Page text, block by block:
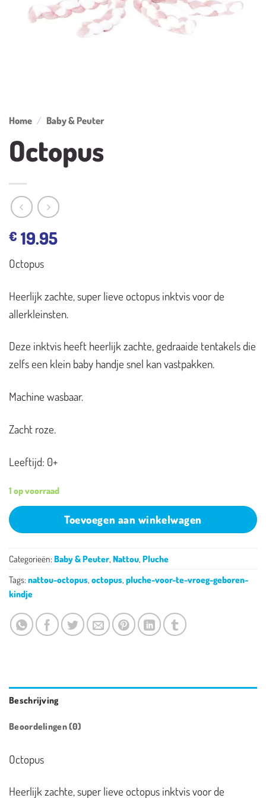
Home / Baby & Peuter
Octopus
€ 19.95
Octopus
Heerlijk zachte, super lieve octopus inktvis voor de
allerkleinsten.
Deze inktvis heeft heerlijk zachte, gedraaide tentakels die
zelfs een klein baby handje snel kan vastpakken.
Machine wasbaar.
Zacht roze.
Leeftijd: 0+
1 op voorraad
Toevoegen aan winkelwagen
Categorieën: Baby & Peuter, Nattou, Pluche
Tags: nattou-octopus, octopus, pluche-voor-te-vroeg-geboren-
kindje
Beschrijving
Beoordelingen (0)
Octopus
Heerlijk zachte, super lieve octopus inktvis voor de